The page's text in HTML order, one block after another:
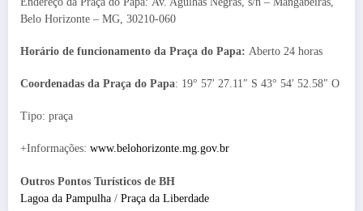
Belo Horizonte – MG, 30210-060
Horário de funcionamento da Praça do Papa: Aberto 24 horas
Coordenadas da Praça do Papa: 19° 57′ 27.11″ S 43° 54′ 52.58″ O
Tipo: praça
+Informações: www.belohorizonte.mg.gov.br
Outros Pontos Turísticos de BH
Lagoa da Pampulha / Praça da Liberdade